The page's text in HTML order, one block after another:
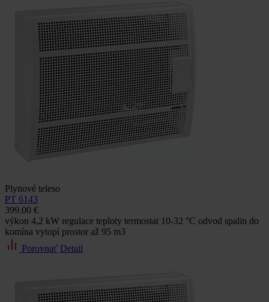
Plynové teleso
PT 6143
399.00 €
výkon 4,2 kW regulace teploty termostat 10-32 °C odvod spalin do
komína vytopí prostor až 95 m3
Porovnať Detail